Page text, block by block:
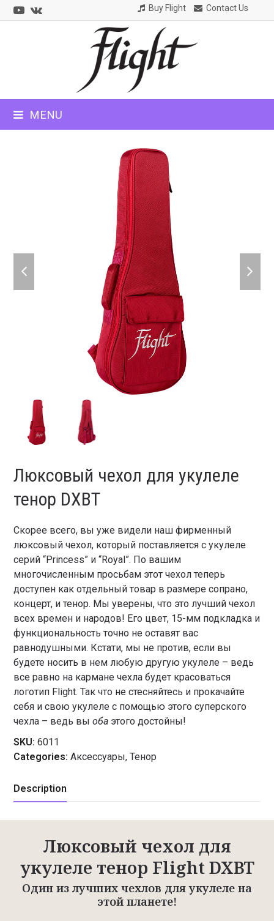
Youtube
VK Buy Flight Contact Us
MENU
slide
slide
Люксовый чехол для укулеле
тенор DXBT
Скорее всего, вы уже видели наш фирменный
люксовый чехол, который поставляется с укулеле
серий “Princess” и “Royal”. По вашим
многочисленным просьбам этот чехол теперь
доступен как отдельный товар в размере сопрано,
концерт, и тенор. Мы уверены, что это лучший чехол
всех времен и народов! Его цвет, 15-мм подкладка и
функциональность точно не оставят вас
равнодушными. Кстати, мы не против, если вы
будете носить в нем любую другую укулеле – ведь
все равно на кармане чехла будет красоваться
логотип Flight. Так что не стесняйтесь и прокачайте
себя и свою укулеле с помощью этого суперского
чехла – ведь выоба этого достойны!
SKU: 6011
Categories: Аксессуары,Тенор
Description
Люксовый чехол для
укулеле тенор Flight DXBT
Один из лучших чехлов для укулеле на
этой планете!